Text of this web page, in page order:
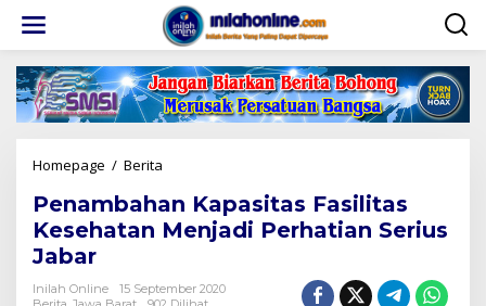
konten
Homepage / Berita
Fasilitas
Kesehatan
Menjadi
Serius
Jabar
Penambahan Kapasitas Fasilitas
Kesehatan Menjadi Perhatian Serius
Jabar
Inilah Online
15 September 2020